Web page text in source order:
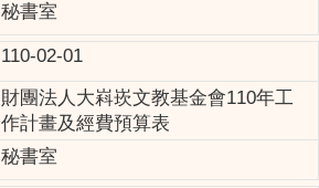
秘書室
110-02-01
財團法人大嵙崁文教基金會110年工
作計畫及經費預算表
秘書室